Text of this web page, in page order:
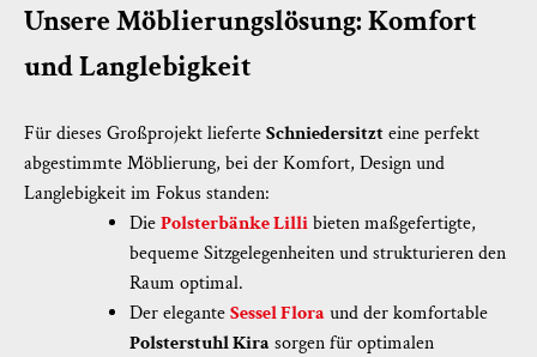
Unsere Möblierungslösung: Komfort
und Langlebigkeit
Für dieses Großprojekt lieferteSchniedersitzteine perfekt
abgestimmte Möblierung, bei der Komfort, Design und
Langlebigkeit im Fokus standen:
DiePolsterbänke Lillibieten maßgefertigte,
bequeme Sitzgelegenheiten und strukturieren den
Raum optimal.
Der eleganteSessel Flora und der komfortable
Polsterstuhl Kira sorgen für optimalen